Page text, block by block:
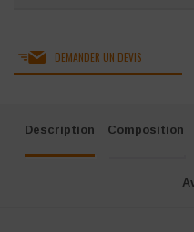
DEMANDER UN DEVIS
Description Composition